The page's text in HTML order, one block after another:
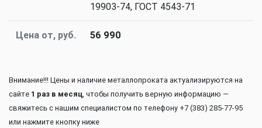
19903-74, ГОСТ 4543-71
Цена от, руб. 56 990
Внимание!!! Цены и наличие металлопроката актуализируются на
сайте 1 раз в месяц, чтобы получить верную информацию —
свяжитесь с нашим специалистом по телефону +7 (383) 285-77-95
или нажмите кнопку ниже